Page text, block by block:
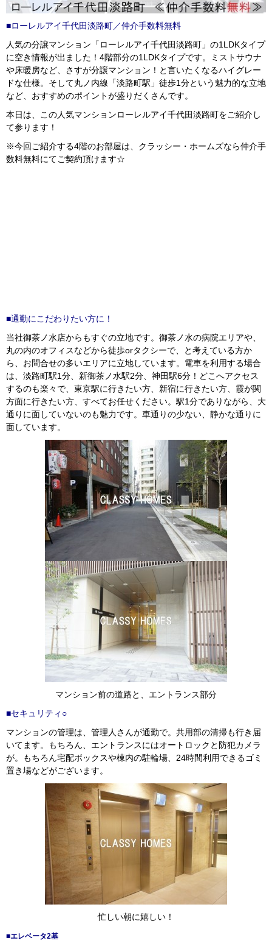
■ローレルアイ千代田淡路町／仲介手数料無料
人気の分譲マンション「ローレルアイ千代田淡路町」の1LDKタイプ
に空き情報が出ました！4階部分の1LDKタイプです。ミストサウナ
や床暖房など、さすが分譲マンション！と言いたくなるハイグレー
ドな仕様。そして丸ノ内線「淡路町駅」徒歩1分という魅力的な立地
など、おすすめのポイントが盛りだくさんです。
本日は、この人気マンションローレルアイ千代田淡路町をご紹介し
て参ります！
※今回ご紹介する4階のお部屋は、クラッシー・ホームズなら仲介手
数料無料にてご契約頂けます☆
■通勤にこだわりたい方に！
当社御茶ノ水店からもすぐの立地です。御茶ノ水の病院エリアや、
丸の内のオフィスなどから徒歩orタクシーで、と考えている方か
ら、お問合せの多いエリアに立地しています。電車を利用する場合
は、淡路町駅1分、新御茶ノ水駅2分、神田駅6分！どこへアクセス
するのも楽々で、東京駅に行きたい方、新宿に行きたい方、霞が関
方面に行きたい方、すべてお任せください。駅1分でありながら、大
通りに面していないのも魅力です。車通りの少ない、静かな通りに
面しています。
マンション前の道路と、エントランス部分
■セキュリティ○
マンションの管理は、管理人さんが通勤で。共用部の清掃も行き届
いてます。もちろん、エントランスにはオートロックと防犯カメラ
が。もちろん宅配ボックスや棟内の駐輪場、24時間利用できるゴミ
置き場などがございます。
忙しい朝に嬉しい！
■エレベータ2基